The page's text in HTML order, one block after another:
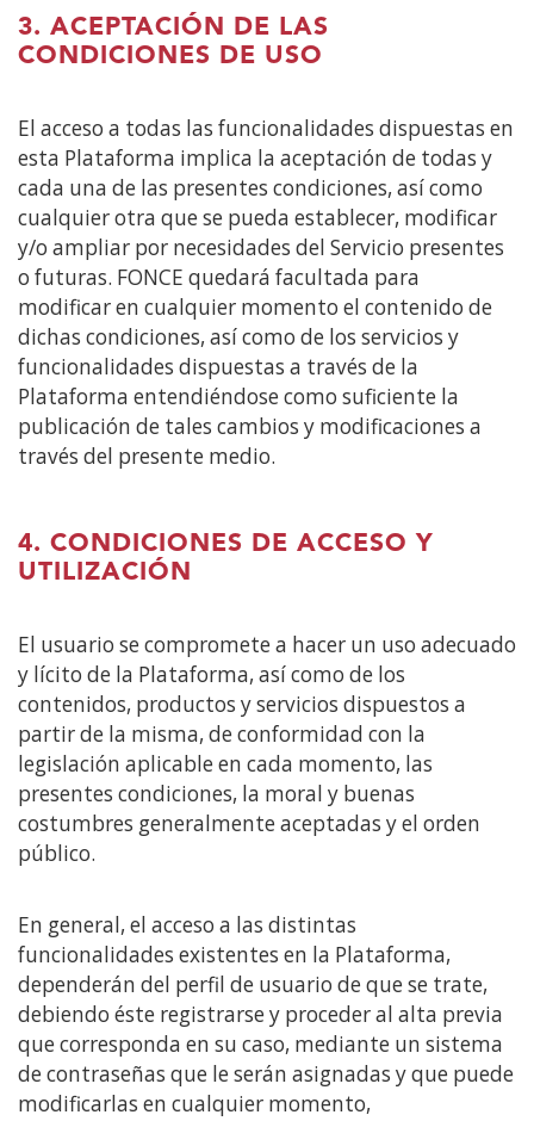
3. ACEPTACIÓN DE LAS
CONDICIONES DE USO
El acceso a todas las funcionalidades dispuestas en
esta Plataforma implica la aceptación de todas y
cada una de las presentes condiciones, así como
cualquier otra que se pueda establecer, modificar
y/o ampliar por necesidades del Servicio presentes
o futuras. FONCE quedará facultada para
modificar en cualquier momento el contenido de
dichas condiciones, así como de los servicios y
funcionalidades dispuestas a través de la
Plataforma entendiéndose como suficiente la
publicación de tales cambios y modificaciones a
través del presente medio.
4. CONDICIONES DE ACCESO Y
UTILIZACIÓN
El usuario se compromete a hacer un uso adecuado
y lícito de la Plataforma, así como de los
contenidos, productos y servicios dispuestos a
partir de la misma, de conformidad con la
legislación aplicable en cada momento, las
presentes condiciones, la moral y buenas
costumbres generalmente aceptadas y el orden
público.
En general, el acceso a las distintas
funcionalidades existentes en la Plataforma,
dependerán del perfil de usuario de que se trate,
debiendo éste registrarse y proceder al alta previa
que corresponda en su caso, mediante un sistema
de contraseñas que le serán asignadas y que puede
modificarlas en cualquier momento,